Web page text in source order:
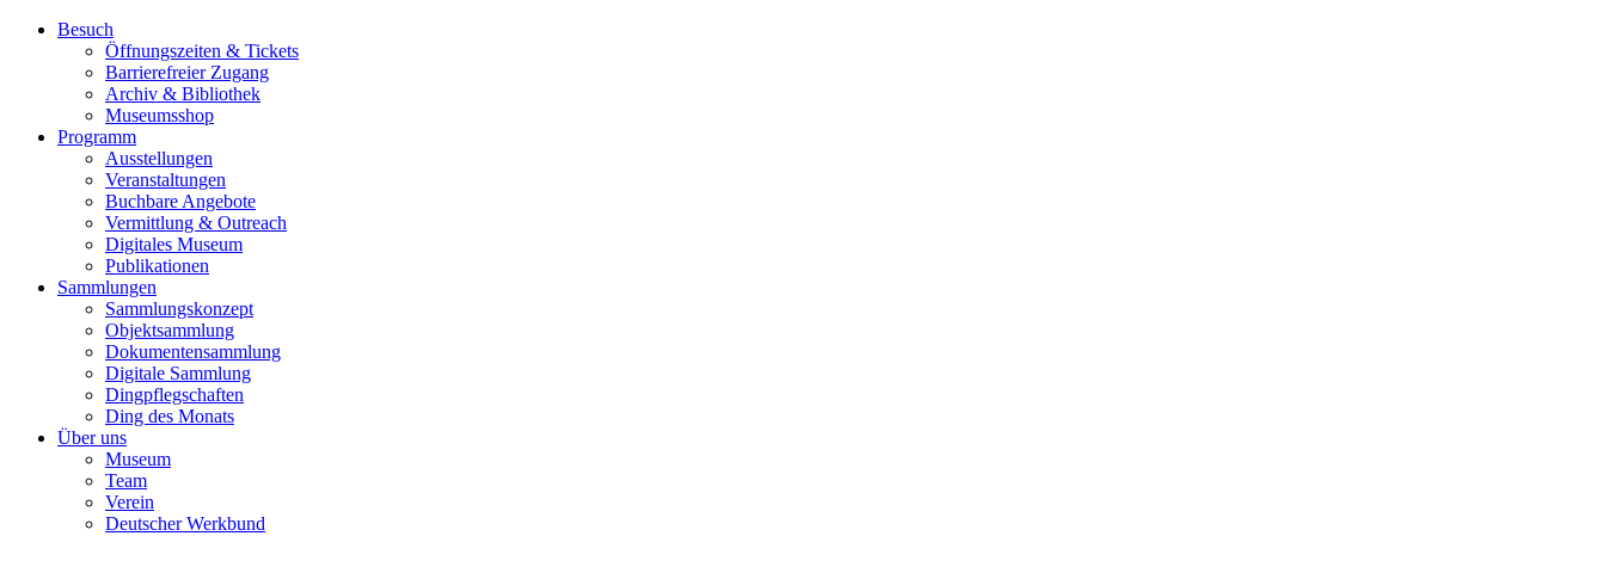
Besuch
Öffnungszeiten & Tickets
Barrierefreier Zugang
Archiv & Bibliothek
Museumsshop
Programm
Ausstellungen
Veranstaltungen
Buchbare Angebote
Vermittlung & Outreach
Digitales Museum
Publikationen
Sammlungen
Sammlungskonzept
Objektsammlung
Dokumentensammlung
Digitale Sammlung
Dingpflegschaften
Ding des Monats
Über uns
Museum
Team
Verein
Deutscher Werkbund